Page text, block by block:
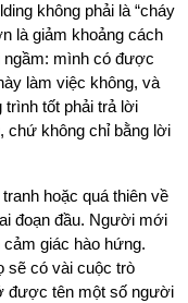
không phải là “cháy
là giảm khoảng cách
mình có được
làm việc không, và
tốt phải trả lời
chứ không chỉ bằng lời
hoặc quá thiên về
đoạn đầu. Người mới
giác hào hứng.
sẽ có vài cuộc trò
được tên một số người